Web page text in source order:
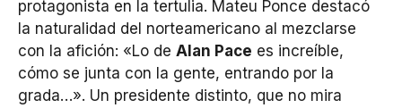
protagonista en la tertulia. Mateu Ponce destacó
la naturalidad del norteamericano al mezclarse
con la afición: «Lo de Alan Pace es increíble,
cómo se junta con la gente, entrando por la
grada…». Un presidente distinto, que no mira